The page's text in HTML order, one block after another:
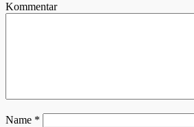
Kommentar
Name *